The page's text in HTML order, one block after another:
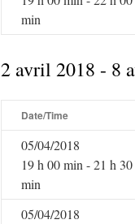
min
2 avril 2018 - 8
Date/Time
05/04/2018
19 h 00 min - 21 h 30
min
05/04/2018